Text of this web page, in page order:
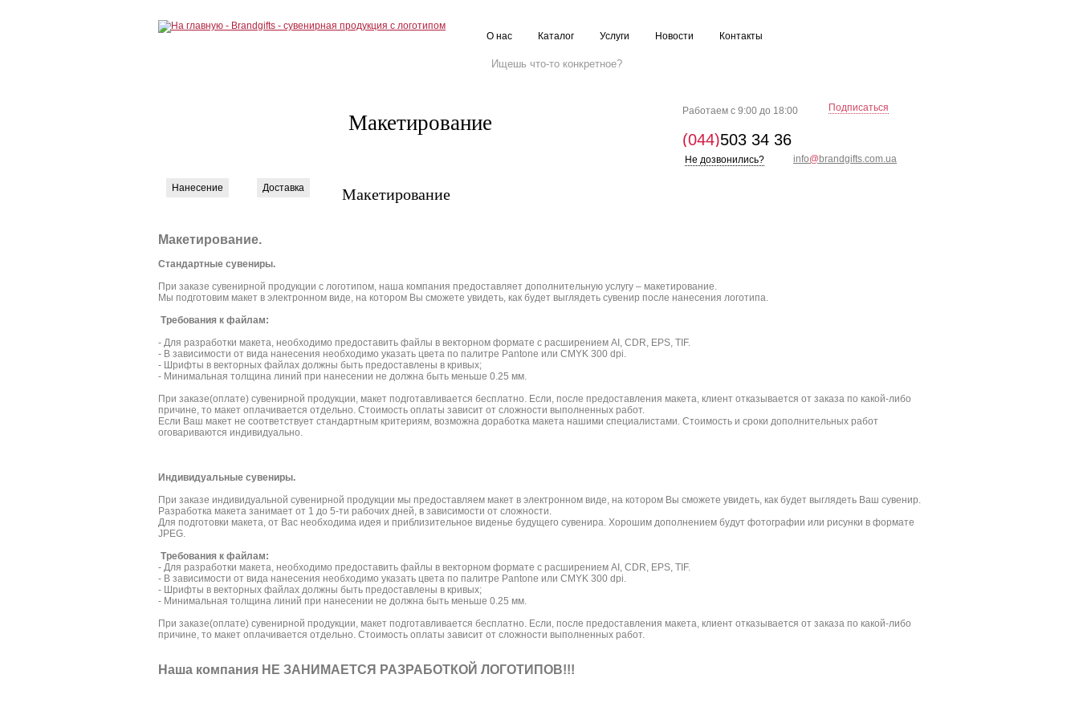
О нас Каталог Услуги Новости Контакты
Работаем с 9:00 до 18:00 Подписаться
(044)503 34 36
Не дозвонились? info@ brandgifts.com.ua
Макетирование
Нанесение Доставка Макетирование
Макетирование.
Стандартные сувениры.
При заказе сувенирной продукции с логотипом, наша компания предоставляет дополнительную услугу – макетирование.
Мы подготовим макет в электронном виде, на котором Вы сможете увидеть, как будет выглядеть сувенир после нанесения логотипа.
Требования к файлам:
- Для разработки макета, необходимо предоставить файлы в векторном формате с расширением AI, CDR, EPS, TIF.
- В зависимости от вида нанесения необходимо указать цвета по палитре Pantone или CMYK 300 dpi.
- Шрифты в векторных файлах должны быть предоставлены в кривых;
- Минимальная толщина линий при нанесении не должна быть меньше 0.25 мм.
При заказе(оплате) сувенирной продукции, макет подготавливается бесплатно. Если, после предоставления макета, клиент отказывается от заказа по какой-либо
причине, то макет оплачивается отдельно. Стоимость оплаты зависит от сложности выполненных работ.
Если Ваш макет не соответствует стандартным критериям, возможна доработка макета нашими специалистами. Стоимость и сроки дополнительных работ
оговариваются индивидуально.
Индивидуальные сувениры.
При заказе индивидуальной сувенирной продукции мы предоставляем макет в электронном виде, на котором Вы сможете увидеть, как будет выглядеть Ваш сувенир.
Разработка макета занимает от 1 до 5-ти рабочих дней, в зависимости от сложности.
Для подготовки макета, от Вас необходима идея и приблизительное виденье будущего сувенира. Хорошим дополнением будут фотографии или рисунки в формате
JPEG.
Требования к файлам:
- Для разработки макета, необходимо предоставить файлы в векторном формате с расширением AI, CDR, EPS, TIF.
- В зависимости от вида нанесения необходимо указать цвета по палитре Pantone или CMYK 300 dpi.
- Шрифты в векторных файлах должны быть предоставлены в кривых;
- Минимальная толщина линий при нанесении не должна быть меньше 0.25 мм.
При заказе(оплате) сувенирной продукции, макет подготавливается бесплатно. Если, после предоставления макета, клиент отказывается от заказа по какой-либо
причине, то макет оплачивается отдельно. Стоимость оплаты зависит от сложности выполненных работ.
Наша компания НЕ ЗАНИМАЕТСЯ РАЗРАБОТКОЙ ЛОГОТИПОВ!!!